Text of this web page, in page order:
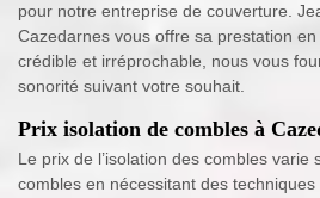
pour notre entreprise de couverture.
Cazedarnes vous offre sa prestation
crédible et irréprochable, nous vous
sonorité suivant votre souhait.
Prix isolation de combles à
Le prix de l’isolation des combles varie
combles en nécessitant des techniques